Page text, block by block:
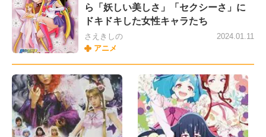
ら「妖しい美しさ」「セクシーさ」に
ドキドキした女性キャラたち
さえきしの
アニメ
2024.01.11